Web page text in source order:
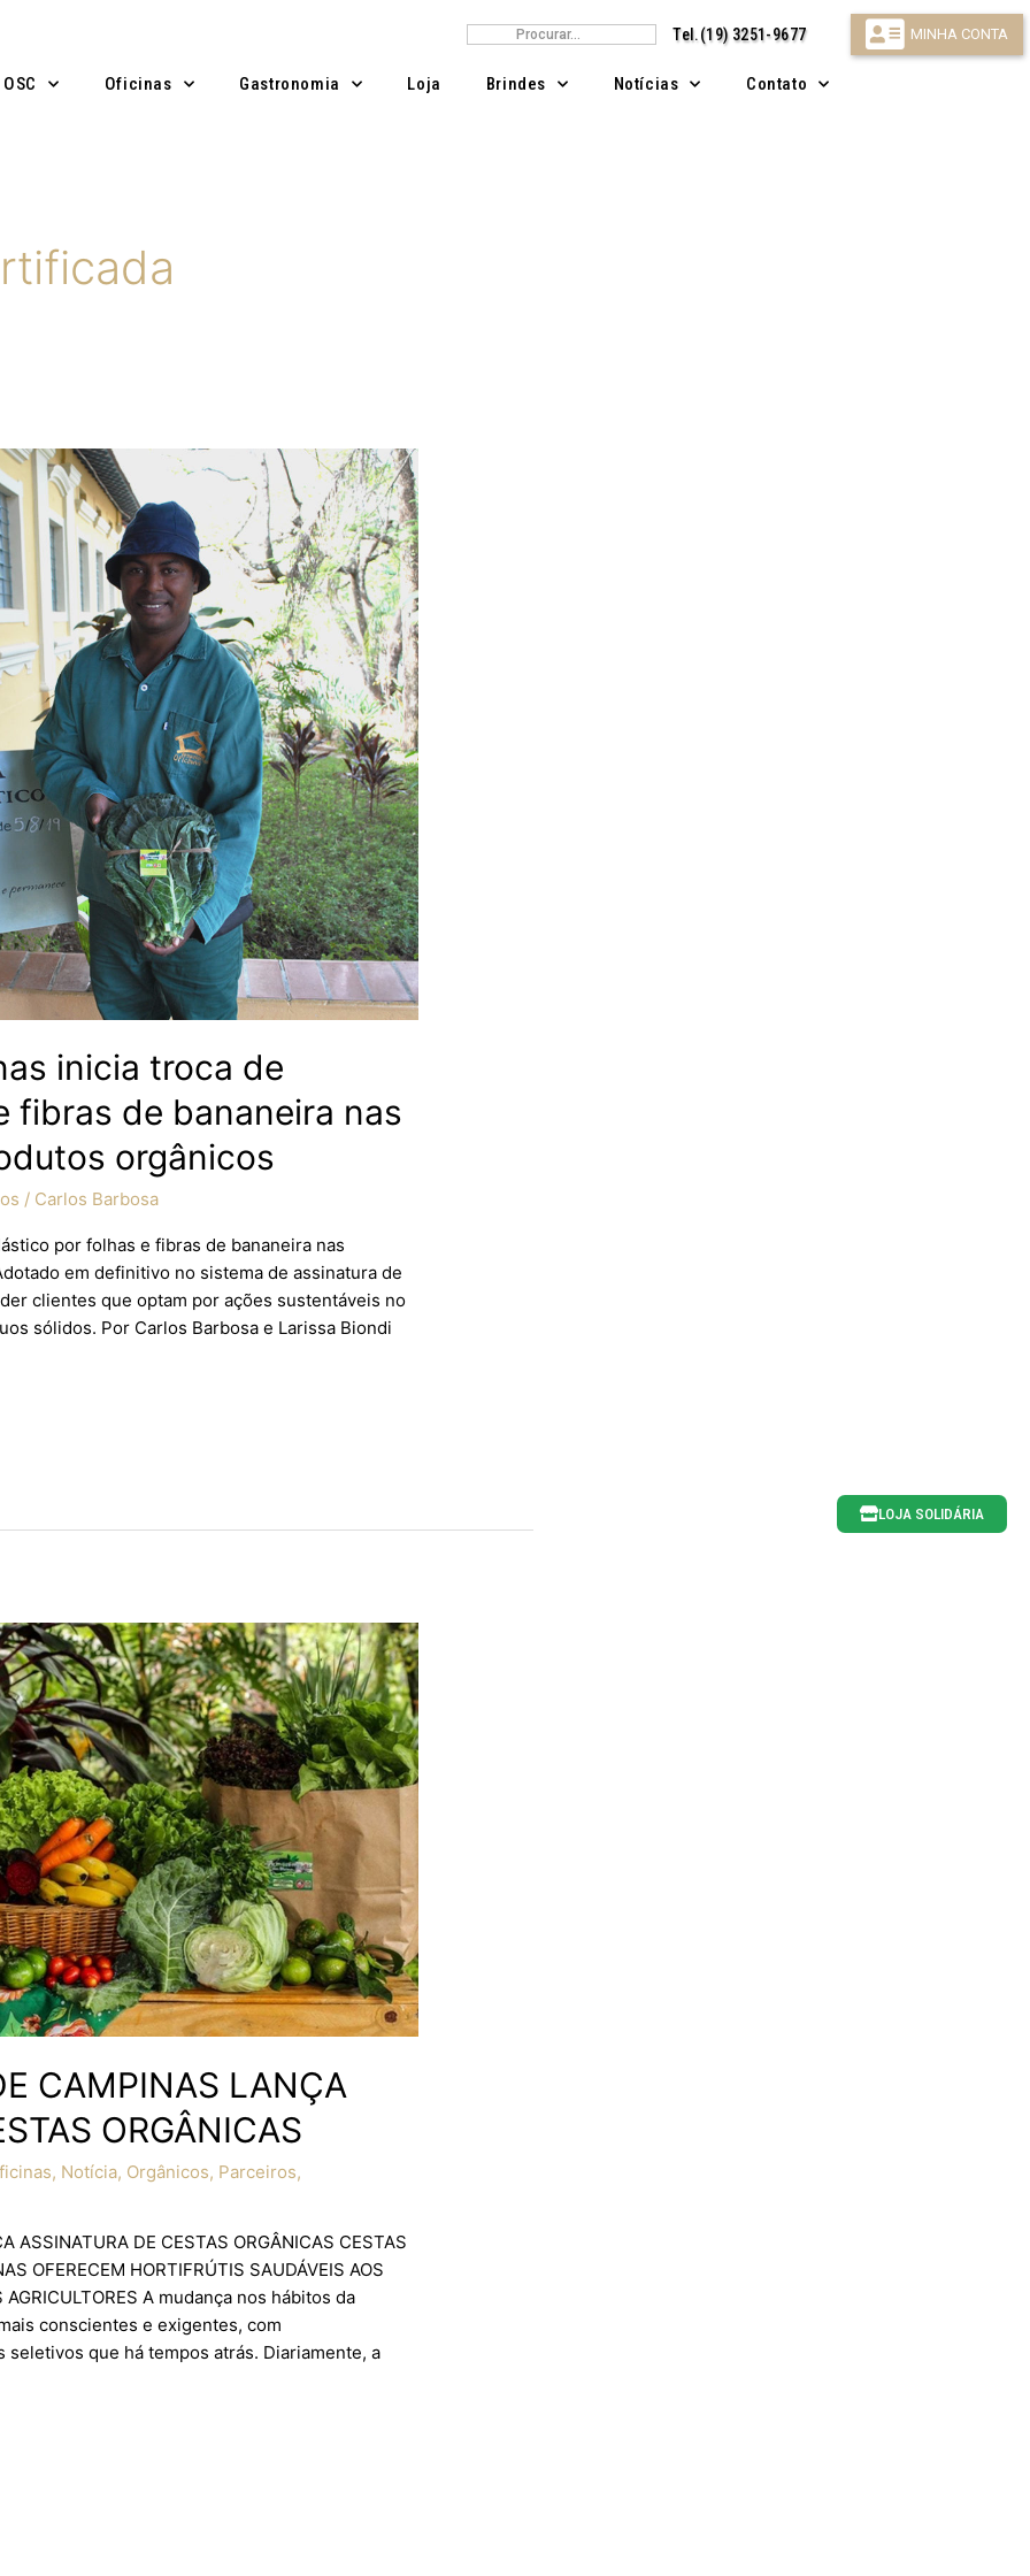
Pesquisar Tel.(19) 3251-9677 MINHA CONTA
Oficinas Gastronomia Loja Brindes Notícias Contato
inicia troca de
fibras de bananeira nas
orgânicos
/ Carlos Barbosa
por folhas e fibras de bananeira nas
em definitivo no sistema de assinatura de
clientes que optam por ações sustentáveis no
sólidos. Por Carlos Barbosa e Larissa Biondi
CAMPINAS LANÇA
ORGÂNICAS
, Notícia, Orgânicos, Parceiros,
ASSINATURA DE CESTAS ORGÂNICAS CESTAS
OFERECEM HORTIFRÚTIS SAUDÁVEIS AOS
AGRICULTORES A mudança nos hábitos da
conscientes e exigentes, com
que há tempos atrás. Diariamente, a
LOJA SOLIDÁRIA